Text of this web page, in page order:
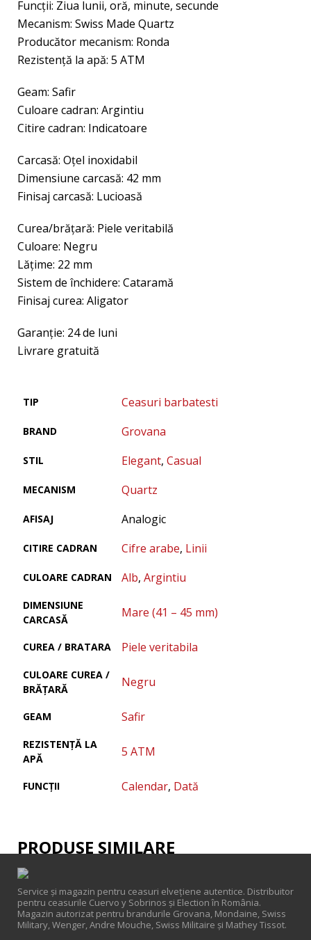
Funcţii: Ziua lunii, oră, minute, secunde
Mecanism: Swiss Made Quartz
Producător mecanism: Ronda
Rezistenţă la apă: 5 ATM
Geam: Safir
Culoare cadran: Argintiu
Citire cadran: Indicatoare
Carcasă: Oțel inoxidabil
Dimensiune carcasă: 42 mm
Finisaj carcasă: Lucioasă
Curea/brăţară: Piele veritabilă
Culoare: Negru
Lăţime: 22 mm
Sistem de închidere: Cataramă
Finisaj curea: Aligator
Garanţie: 24 de luni
Livrare gratuită
TIP Ceasuri barbatesti
BRAND Grovana
STIL Elegant, Casual
MECANISM Quartz
AFISAJ Analogic
CITIRE CADRAN Cifre arabe, Linii
CULOARE CADRAN Alb, Argintiu
DIMENSIUNE
CARCASĂ
Mare (41 – 45 mm)
CUREA / BRATARA Piele veritabila
CULOARE CUREA /
BRĂȚARĂ
Negru
GEAM Safir
REZISTENȚĂ LA
APĂ
5 ATM
FUNCȚII Calendar, Dată
PRODUSE SIMILARE
Service și magazin pentru ceasuri elveţiene autentice. Distribuitor
pentru ceasurile Cuervo y Sobrinos și Election în România.
Magazin autorizat pentru brandurile Grovana, Mondaine, Swiss
Military, Wenger, Andre Mouche, Swiss Militaire și Mathey Tissot.